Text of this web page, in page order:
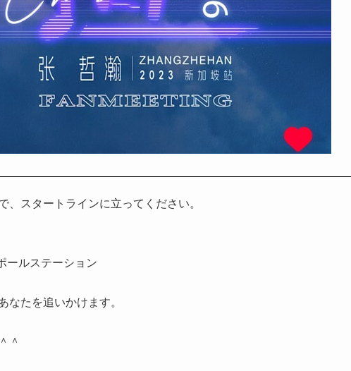
、スタートラインに立ってください。
ールステーション
なたを追いかけます。
＾